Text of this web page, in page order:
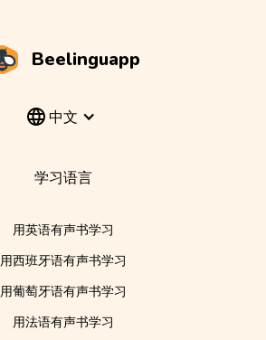
Beelinguapp
中文
学习语言
用英语有声书学习
用西班牙语有声书学习
用葡萄牙语有声书学习
用法语有声书学习